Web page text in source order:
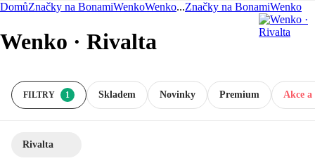
DomůZnačky na BonamiWenkoWenko...Značky na BonamiWenko
Wenko · Rivalta
FILTRY 1 Skladem Akce a
Novinky Premium
Rivalta